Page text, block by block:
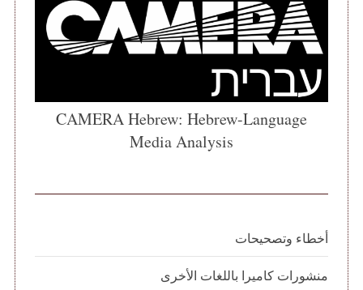
CAMERA Hebrew: Hebrew-Language
Media Analysis
أخطاء وتصحيحات
منشورات كاميرا باللغات الأخرى